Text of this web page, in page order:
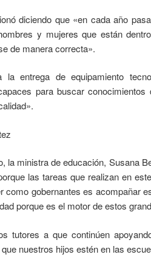
diciendo que «en cada año
y mujeres que están
de manera correcta».
la entrega de equipamiento
para buscar
la ministra de educación, Susana
las tareas que realizan en
como gobernantes es acompañar
porque es el motor de estos
tutores a que continúen
nuestros hijos estén en las